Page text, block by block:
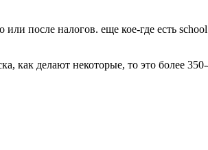
после налогов. еще кое-где есть
как делают некоторые, то это более